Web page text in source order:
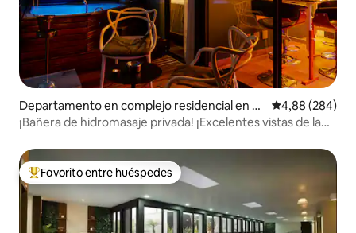
Departamento en complejo residencial en R
epública
Calificación
4,88 (284)
¡Bañera de hidromasaje privada! ¡Excelentes vistas de la
Favorito entre los huéspedes más destacados
Favorito entre huéspedes